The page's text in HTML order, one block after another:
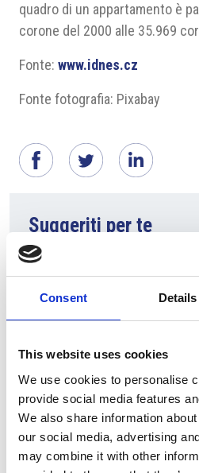
Consent Details
This website uses cookies
We use cookies to personalise
provide social media features
We also share information
our social media, advertising
may combine it with other
quadro di un appartamento è
corone del 2000 alle 35.969
Fonte: www.idnes.cz
Fonte fotografia: Pixabay
Suggeriti per te
Il commercio retail